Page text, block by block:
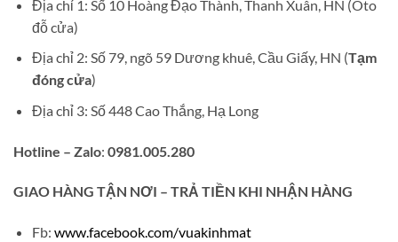
₫1,100,000.
Địa chỉ 1: Số 10 Hoàng Đạo Thành, Thanh Xuân, HN (Oto
đỗ cửa)
Địa chỉ 2: Số 79, ngõ 59 Dương khuê, Cầu Giấy, HN (Tạm
đóng cửa)
Địa chỉ 3: Số 448 Cao Thắng, Hạ Long
Hotline – Zalo: 0981.005.280
GIAO HÀNG TẬN NƠI – TRẢ TIỀN KHI NHẬN HÀNG
Fb: www.facebook.com/vuakinhmat